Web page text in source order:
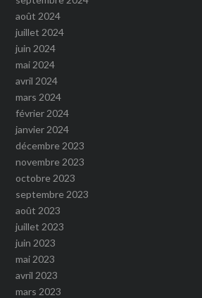
août 2024
juillet 2024
juin 2024
mai 2024
avril 2024
mars 2024
février 2024
janvier 2024
décembre 2023
novembre 2023
octobre 2023
septembre 2023
août 2023
juillet 2023
juin 2023
mai 2023
avril 2023
mars 2023